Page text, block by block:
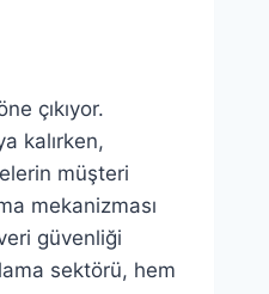
çıkıyor.
kalırken,
müşteri
mekanizması
güvenliği
sektörü, hem